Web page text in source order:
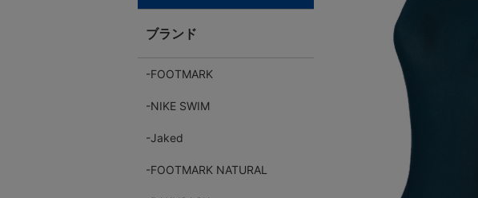
ブランド
FOOTMARK
NIKE SWIM
Jaked
FOOTMARK NATURAL